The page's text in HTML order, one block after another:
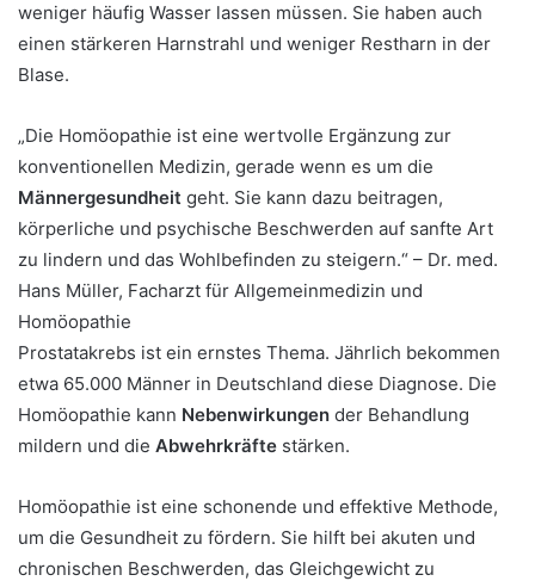
weniger häufig Wasser lassen müssen. Sie haben auch
einen stärkeren Harnstrahl und weniger Restharn in der
Blase.
„Die Homöopathie ist eine wertvolle Ergänzung zur
konventionellen Medizin, gerade wenn es um die
Männergesundheit geht. Sie kann dazu beitragen,
körperliche und psychische Beschwerden auf sanfte Art
zu lindern und das Wohlbefinden zu steigern.“ – Dr. med.
Hans Müller, Facharzt für Allgemeinmedizin und
Homöopathie
Prostatakrebs ist ein ernstes Thema. Jährlich bekommen
etwa 65.000 Männer in Deutschland diese Diagnose. Die
Homöopathie kann Nebenwirkungen der Behandlung
mildern und die Abwehrkräfte stärken.
Homöopathie ist eine schonende und effektive Methode,
um die Gesundheit zu fördern. Sie hilft bei akuten und
chronischen Beschwerden, das Gleichgewicht zu